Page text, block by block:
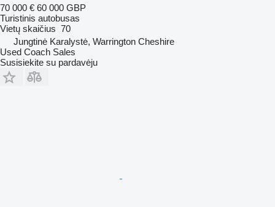
70 000 € 60 000 GBP
Turistinis autobusas
Vietų skaičius 70
Jungtinė Karalystė, Warrington Cheshire
Used Coach Sales
Susisiekite su pardavėju